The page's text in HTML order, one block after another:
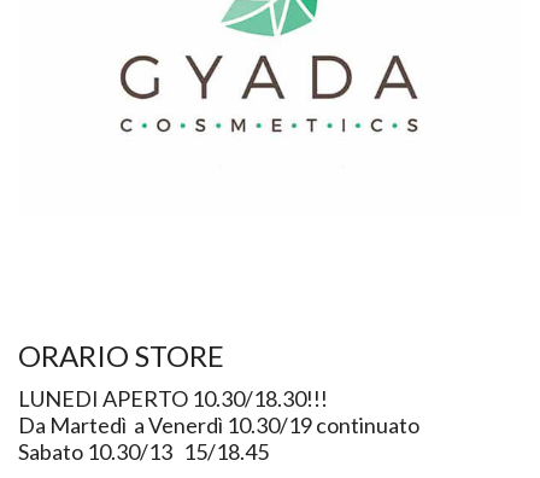
ORARIO STORE
LUNEDI APERTO 10.30/18.30!!!
Da Martedì a Venerdì 10.30/19 continuato
Sabato 10.30/13 15/18.45